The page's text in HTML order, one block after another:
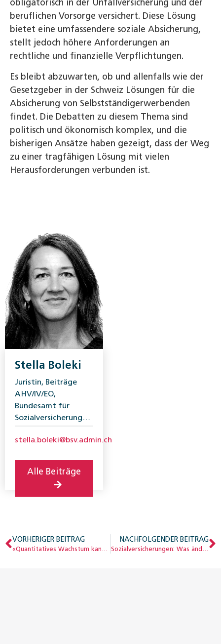
obligatorisch in der Unfallversicherung und der
beruflichen Vorsorge versichert. Diese Lösung
bietet eine umfassendere soziale Absicherung,
stellt jedoch höhere Anforderungen an
rechtliche und finanzielle Verpflichtungen.
Es bleibt abzuwarten, ob und allenfalls wie der
Gesetzgeber in der Schweiz Lösungen für die
Absicherung von Selbstständigerwerbenden
findet. Die Debatten zu diesem Thema sind
politisch und ökonomisch komplex, und die
bisherigen Ansätze haben gezeigt, dass der Weg
zu einer tragfähigen Lösung mit vielen
Herausforderungen verbunden ist.
Stella Boleki
Juristin, Beiträge
AHV/IV/EO,
Bundesamt für
Sozialversicherungen
stella.boleki@bsv.admin.ch
Alle Beiträge
VORHERIGER BEITRAG
«Quantitatives Wachstum kann problematisch sein»
NACHFOLGENDER BEITRAG
Sozialversicherungen: Was ändert sich 2025?